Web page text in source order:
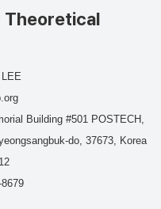
Theoretical
Building #501 POSTECH,
do, 37673, Korea